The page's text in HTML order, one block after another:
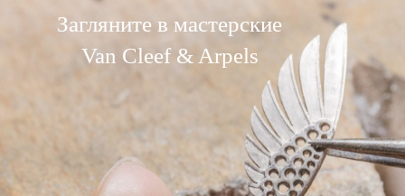
Загляните в мастерские
Van Cleef & Arpels